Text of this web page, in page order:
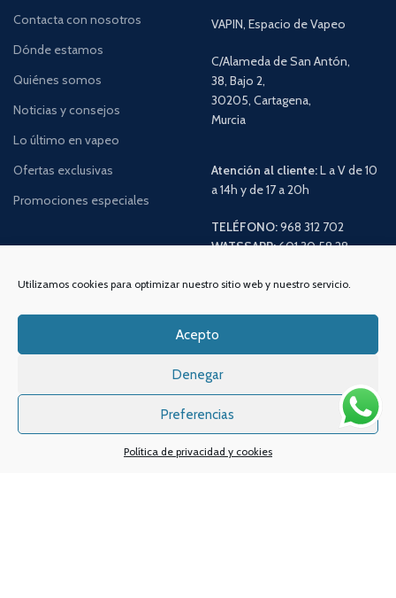
Utilizamos cookies para optimizar nuestro sitio web y nuestro servicio.
Acepto
Denegar
Preferencias
Política de privacidad y cookies
Contacta con nosotros
Dónde estamos
Quiénes somos
Noticias y consejos
Lo último en vapeo
Ofertas exclusivas
Promociones especiales
VAPIN, Espacio de Vapeo
C/Alameda de San Antón,
38, Bajo 2,
30205, Cartagena,
Murcia
Atención al cliente:L a V de 10
a 14h y de 17 a 20h
TELÉFONO:968 312 702
WATSSAPP:601 30 58 28